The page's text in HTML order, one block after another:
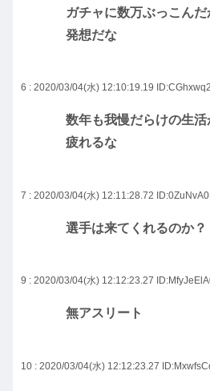
ガチャに数万ぶっこん
発想だな
6 : 2020/03/04(水) 12:10:19.19
数年も我慢だらけの生
疲れるな
7 : 2020/03/04(水) 12:11:28.72
選手は来てくれるのか？
9 : 2020/03/04(水) 12:12:23.27
無アスリート
10 : 2020/03/04(水) 12:12:23.27